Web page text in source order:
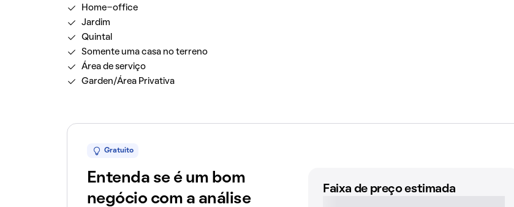
Home-office
Jardim
Quintal
Somente uma casa no terreno
Área de serviço
Garden/Área Privativa
Gratuito
Entenda se é um bom
negócio com a análise
Faixa de preço estimada